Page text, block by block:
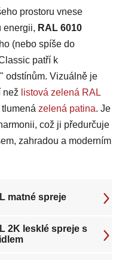
prostoru vnese
energii, RAL 6010
(nebo spíše do
patří k
odstínům. Vizuálně je
než listová zelená RAL
zelená patina. Je
což ji předurčuje
zahradou a moderním
matné spreje
2K lesklé spreje s